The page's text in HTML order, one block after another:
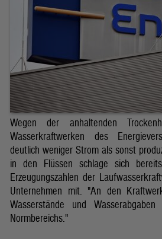
Wegen der anhaltenden
Wasserkraftwerken des
deutlich weniger Strom als sonst
in den Flüssen schlage sich
Erzeugungszahlen der
Unternehmen mit. "An den
Wasserstände und
Normbereichs."